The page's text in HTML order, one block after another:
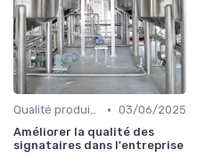
Qualité produit et service • 03/06/2025
Améliorer la qualité des
signataires dans l'entreprise